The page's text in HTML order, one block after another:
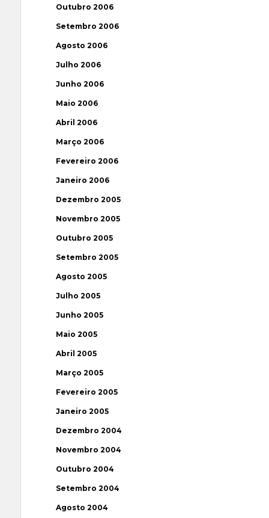
Outubro 2006
Setembro 2006
Agosto 2006
Julho 2006
Junho 2006
Maio 2006
Abril 2006
Março 2006
Fevereiro 2006
Janeiro 2006
Dezembro 2005
Novembro 2005
Outubro 2005
Setembro 2005
Agosto 2005
Julho 2005
Junho 2005
Maio 2005
Abril 2005
Março 2005
Fevereiro 2005
Janeiro 2005
Dezembro 2004
Novembro 2004
Outubro 2004
Setembro 2004
Agosto 2004